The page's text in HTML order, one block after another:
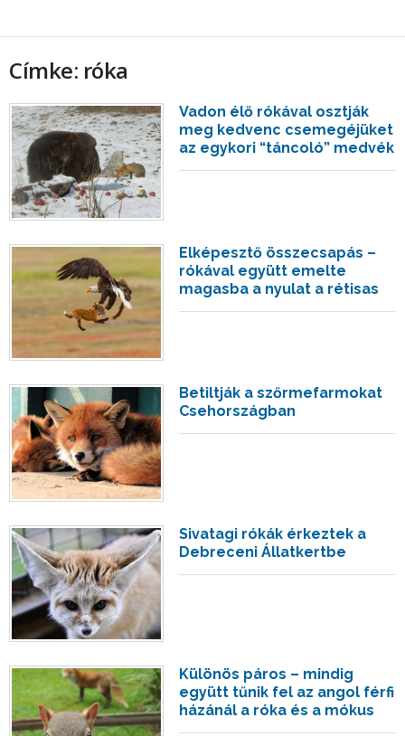
Címke: róka
Vadon élő rókával osztják
meg kedvenc csemegéjüket
az egykori “táncoló” medvék
Elképesztő összecsapás –
rókával együtt emelte
magasba a nyulat a rétisas
Betiltják a szőrmefarmokat
Csehországban
Sivatagi rókák érkeztek a
Debreceni Állatkertbe
Különös páros – mindig
együtt tűnik fel az angol férfi
házánál a róka és a mókus